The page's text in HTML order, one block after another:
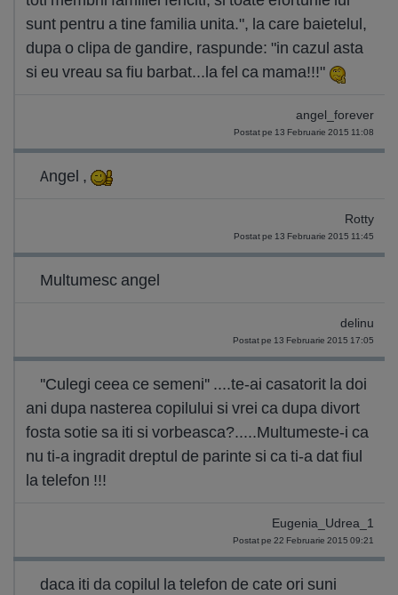
sunt pentru a tine familia unita.", la care baietelul,
dupa o clipa de gandire, raspunde: "in cazul asta
si eu vreau sa fiu barbat...la fel ca mama!!!"
angel_forever
Postat pe 13 Februarie 2015 11:08
Angel ,
Rotty
Postat pe 13 Februarie 2015 11:45
Multumesc angel
delinu
Postat pe 13 Februarie 2015 17:05
''Culegi ceea ce semeni'' ....te-ai casatorit la doi
ani dupa nasterea copilului si vrei ca dupa divort
fosta sotie sa iti si vorbeasca?.....Multumeste-i ca
nu ti-a ingradit dreptul de parinte si ca ti-a dat fiul
la telefon !!!
Eugenia_Udrea_1
Postat pe 22 Februarie 2015 09:21
daca iti da copilul la telefon de cate ori suni